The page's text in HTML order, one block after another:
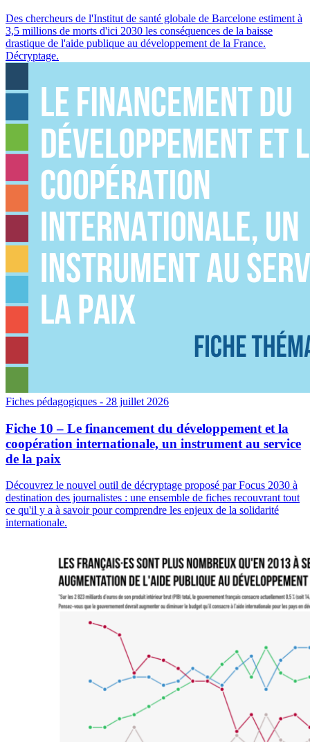
Des chercheurs de l'Institut de santé globale de Barcelone estiment à
3,5 millions de morts d'ici 2030 les conséquences de la baisse
drastique de l'aide publique au développement de la France.
Décryptage.
Fiches pédagogiques - 28 juillet 2026
Fiche 10 – Le financement du développement et la
coopération internationale, un instrument au service
de la paix
Découvrez le nouvel outil de décryptage proposé par Focus 2030 à
destination des journalistes : une ensemble de fiches recouvrant tout
ce qu'il y a à savoir pour comprendre les enjeux de la solidarité
internationale.